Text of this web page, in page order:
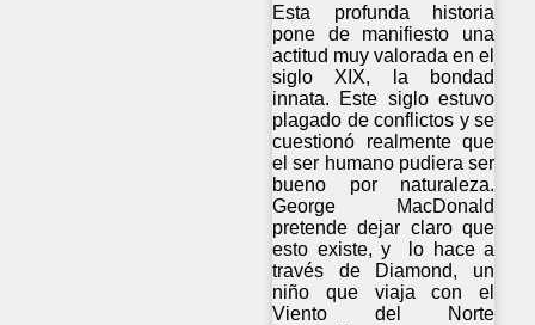
Esta profunda historia
pone de manifiesto una
actitud muy valorada en el
siglo XIX, la bondad
innata. Este siglo estuvo
plagado de conflictos y se
cuestionó realmente que
el ser humano pudiera ser
bueno por naturaleza.
George MacDonald
pretende dejar claro que
esto existe, y lo hace a
través de Diamond, un
niño que viaja con el
Viento del Norte